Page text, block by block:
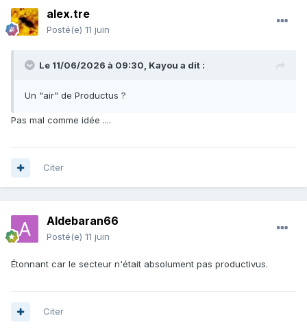
alex.tre
Posté(e) 11 juin
Le 11/06/2026 à 09:30, Kayou a dit :
Un "air" de Productus ?
Pas mal comme idée ....
Citer
Aldebaran66
Posté(e) 11 juin
Étonnant car le secteur n'était absolument pas productivus.
Citer